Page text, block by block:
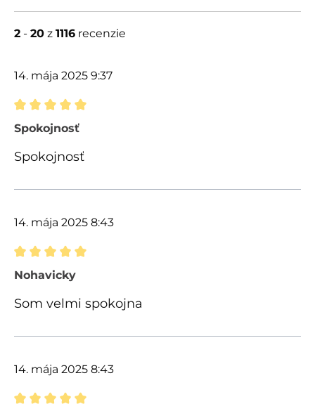
2 - 20 z 1116 recenzie
14. mája 2025 9:37
Recenzia s hodnotením 5 z 5 hviezdičiek
Spokojnosť
Spokojnosť
14. mája 2025 8:43
Recenzia s hodnotením 5 z 5 hviezdičiek
Nohavicky
Som velmi spokojna
14. mája 2025 8:43